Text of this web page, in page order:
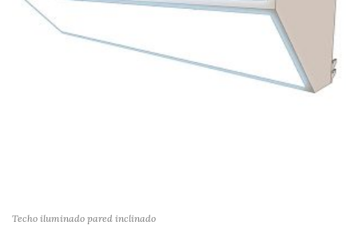
Techo iluminado pared inclinado